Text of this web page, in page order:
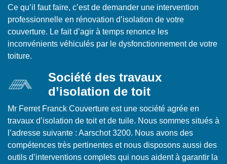
Ce qu’il faut faire, c’est de demander une intervention
professionnelle en rénovation d’isolation de votre
couverture. Le fait d’agir à temps renonce les
inconvénients véhiculés par le dysfonctionnement de votre
toiture.
Société des travaux
d’isolation de toit
Mr Ferret Franck Couverture est une société agrée en
travaux d’isolation de toit et de tuile. Nous sommes situés à
l’adresse suivante : Aarschot 3200. Nous avons des
compétences très pertinentes et nous disposons aussi des
outils d’interventions complets qui nous aident à garantir la